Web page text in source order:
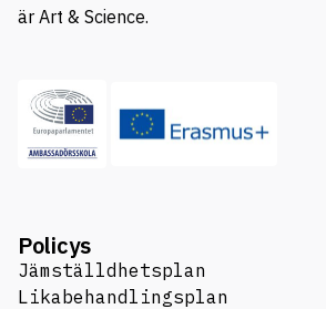
är Art & Science.
Policys
Jämställdhetsplan
Likabehandlingsplan